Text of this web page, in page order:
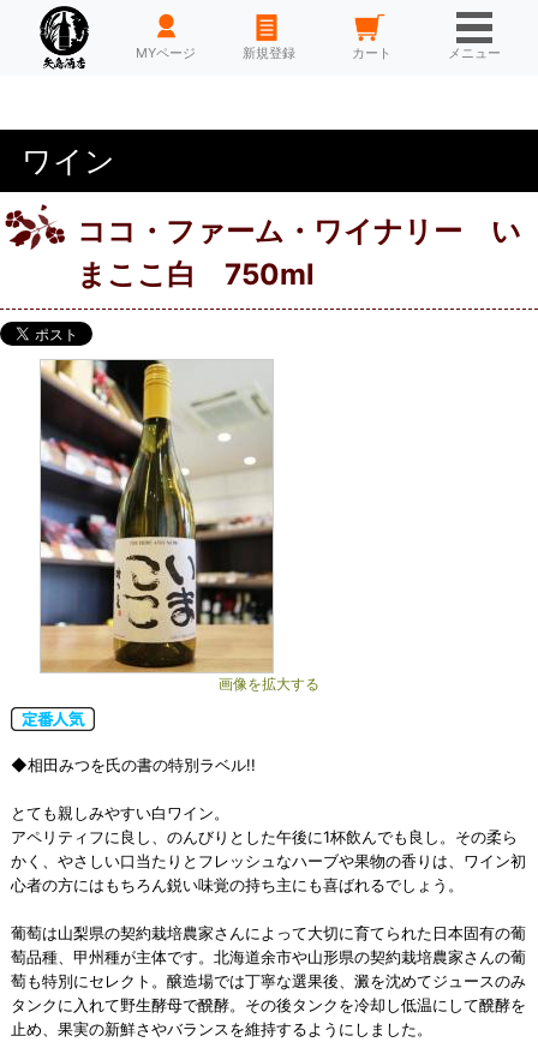
HOME MYページ 新規登録 カート メニュー
ワイン
ココ・ファーム・ワイナリー い
まここ白 750ml
画像を拡大する
◆相田みつを氏の書の特別ラベル!!
とても親しみやすい白ワイン。
アペリティフに良し、のんびりとした午後に1杯飲んでも良し。その柔ら
かく、やさしい口当たりとフレッシュなハーブや果物の香りは、ワイン初
心者の方にはもちろん鋭い味覚の持ち主にも喜ばれるでしょう。
葡萄は山梨県の契約栽培農家さんによって大切に育てられた日本固有の葡
萄品種、甲州種が主体です。北海道余市や山形県の契約栽培農家さんの葡
萄も特別にセレクト。醸造場では丁寧な選果後、澱を沈めてジュースのみ
タンクに入れて野生酵母で醗酵。その後タンクを冷却し低温にして醗酵を
止め、果実の新鮮さやバランスを維持するようにしました。